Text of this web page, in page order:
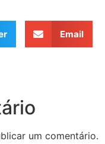
Email
um comentário.